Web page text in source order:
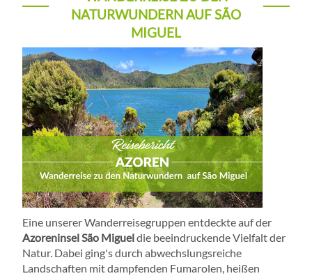
NATURWUNDERN AUF SÃO
MIGUEL
Eine unserer Wanderreisegruppen entdeckte auf der
Azoreninsel São Migueldie beeindruckende Vielfalt der
Natur. Dabei ging's durch abwechslungsreiche
Landschaften mit dampfenden Fumarolen, heißen